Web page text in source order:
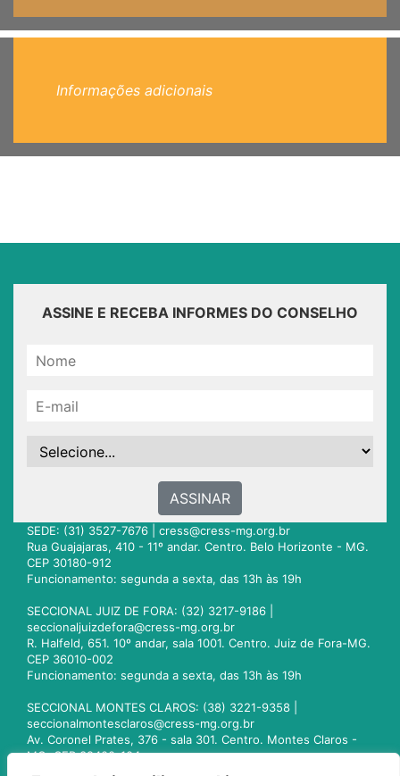
Informações adicionais
ASSINE E RECEBA INFORMES DO CONSELHO
ASSINAR
SEDE: (31) 3527-7676 | cress@cress-mg.org.br
Rua Guajajaras, 410 - 11º andar. Centro. Belo Horizonte - MG.
CEP 30180-912
Funcionamento: segunda a sexta, das 13h às 19h
SECCIONAL JUIZ DE FORA: (32) 3217-9186 |
seccionaljuizdefora@cress-mg.org.br
R. Halfeld, 651. 10º andar, sala 1001. Centro. Juiz de Fora-MG.
CEP 36010-002
Funcionamento: segunda a sexta, das 13h às 19h
SECCIONAL MONTES CLAROS: (38) 3221-9358 |
seccionalmontesclaros@cress-mg.org.br
Av. Coronel Prates, 376 - sala 301. Centro. Montes Claros -
MG. CEP 39400-104